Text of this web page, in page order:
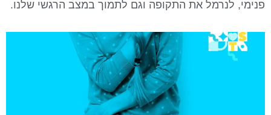
פנימי, לנרמל את התקופה וגם לתמוך במצב הרגשי שלנו.